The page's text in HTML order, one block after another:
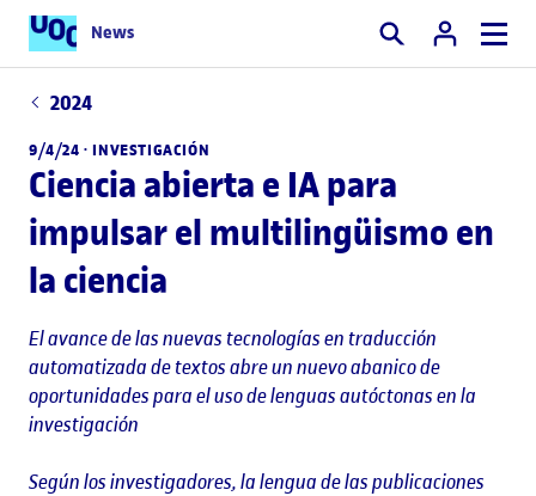
News Buscar
2024
9/4/24 ·INVESTIGACIÓN
Ciencia abierta e IA para
impulsar el multilingüismo en
la ciencia
El avance de las nuevas tecnologías en traducción
automatizada de textos abre un nuevo abanico de
oportunidades para el uso de lenguas autóctonas en la
investigación
Según los investigadores, la lengua de las publicaciones